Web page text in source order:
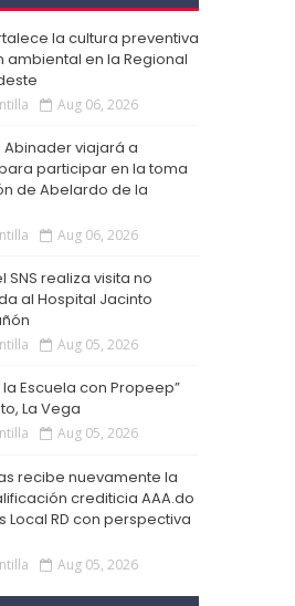
la cultura preventiva
ambiental en la Regional
Aug 06, 2026
Abinader viajará a
participar en la toma
de Abelardo de la
Aug 06, 2026
SNS realiza visita no
al Hospital Jacinto
Aug 05, 2026
la Escuela con Propeep”
La Vega
Aug 05, 2026
recibe nuevamente la
crediticia AAA.do
Local RD con perspectiva
Aug 05, 2026